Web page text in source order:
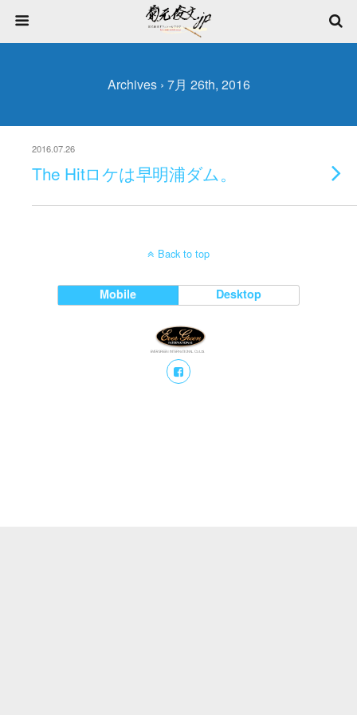
Archives › 7月 26th, 2016
2016.07.26
The Hitロケは早明浦ダム。
Back to top
Mobile Desktop